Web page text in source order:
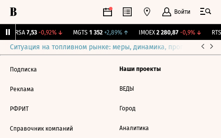
Войти
ARSA 7,53 -0,92%↓ MGTS 1 352 +2,89%↑ IMOEX 2 280,87 -0,9%↓ RTSI
Ситуация на топливном рынке: меры, динамика, прогнозы
Подписка
Реклама
РФРИТ
Справочник компаний
Наши проекты
ВЕДЫ
Город
Аналитика